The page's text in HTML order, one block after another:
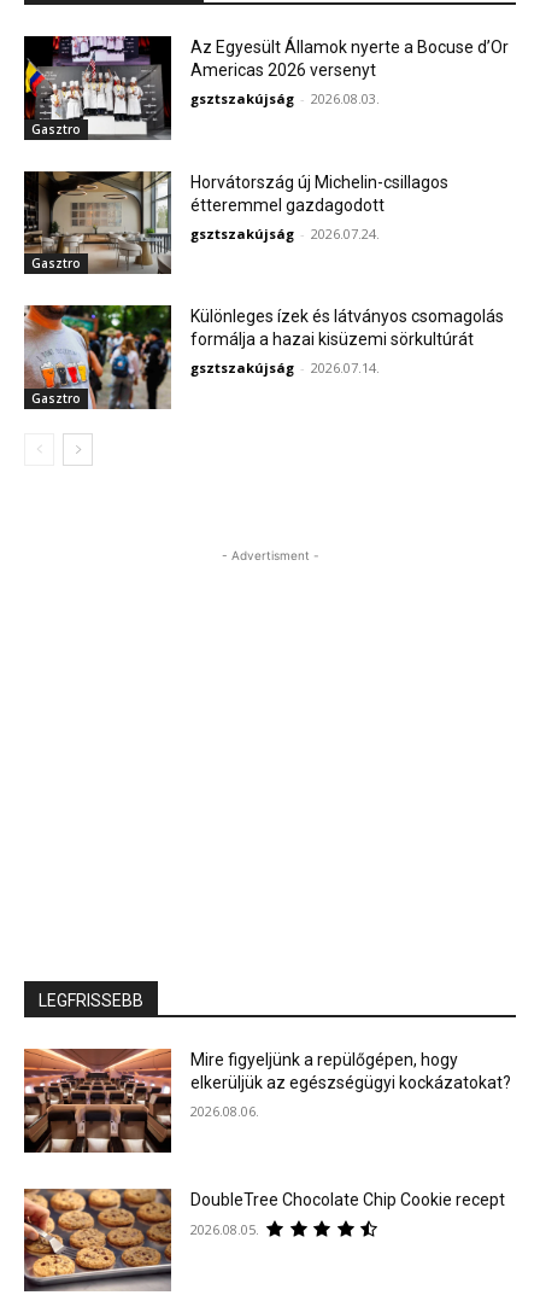
Gasztro
Az Egyesült Államok nyerte a Bocuse d’Or
Americas 2026 versenyt
gsztszakújság - 2026.08.03.
Gasztro
Horvátország új Michelin-csillagos
étteremmel gazdagodott
gsztszakújság - 2026.07.24.
Gasztro
Különleges ízek és látványos csomagolás
formálja a hazai kisüzemi sörkultúrát
gsztszakújság - 2026.07.14.
- Advertisment -
LEGFRISSEBB
Mire figyeljünk a repülőgépen, hogy
elkerüljük az egészségügyi kockázatokat?
2026.08.06.
DoubleTree Chocolate Chip Cookie recept
2026.08.05.